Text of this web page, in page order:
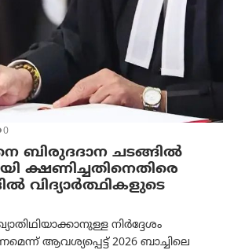
0
ബിരുദദാന ചടങ്ങില്‍
ക്ഷണിച്ചതിനെതിരെ
വിദ്യാർത്ഥികളുടെ
നിർദ്ദേശം
ആവശ്യപ്പെട്ട് 2026 ബാച്ചിലെ